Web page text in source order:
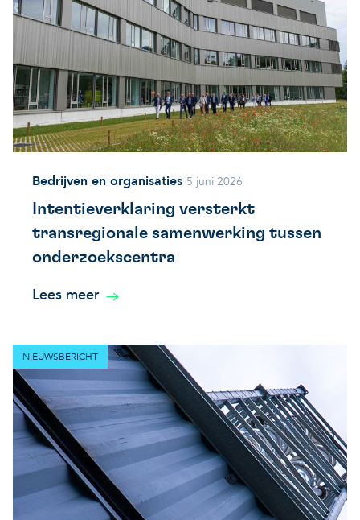
Bedrijven en organisaties 5 juni 2026
Intentieverklaring versterkt
transregionale samenwerking tussen
onderzoekscentra
Lees meer
NIEUWSBERICHT